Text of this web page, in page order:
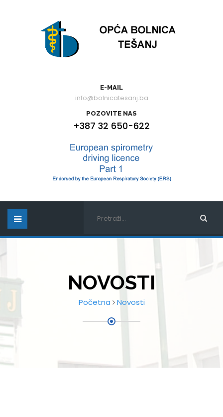
E-MAIL
info@bolnicatesanj.ba
POZOVITE NAS
+387 32 650-622
NOVOSTI
Početna Novosti